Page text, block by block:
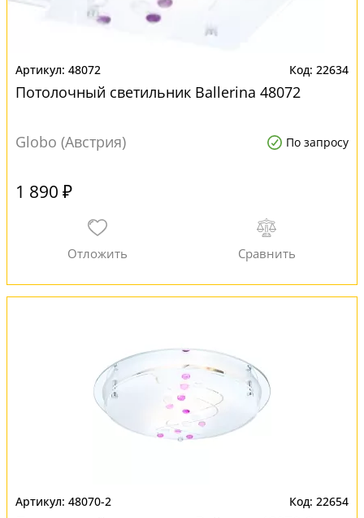
48072 22634
Потолочный светильник Ballerina 48072
Globo (Австрия) По запросу
1 890 ₽
48070-2 22654